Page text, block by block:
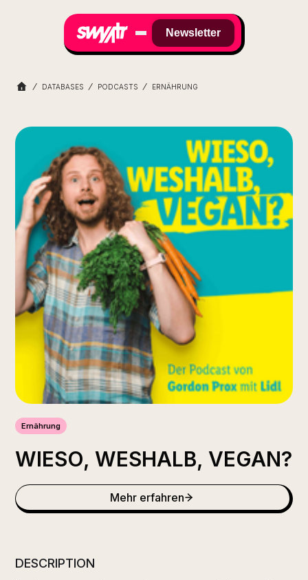
Newsletter
DATABASES PODCASTS ERNÄHRUNG
Ernährung
WIESO, WESHALB, VEGAN?
Mehr erfahren
DESCRIPTION